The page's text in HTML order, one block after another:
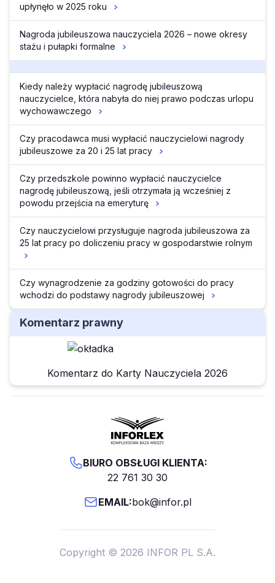
upłynęło w 2025 roku
Nagroda jubileuszowa nauczyciela 2026 – nowe okresy
stażu i pułapki formalne
Kiedy należy wypłacić nagrodę jubileuszową
nauczycielce, która nabyła do niej prawo podczas urlopu
wychowawczego
Czy pracodawca musi wypłacić nauczycielowi nagrody
jubileuszowe za 20 i 25 lat pracy
Czy przedszkole powinno wypłacić nauczycielce
nagrodę jubileuszową, jeśli otrzymała ją wcześniej z
powodu przejścia na emeryturę
Czy nauczycielowi przysługuje nagroda jubileuszowa za
25 lat pracy po doliczeniu pracy w gospodarstwie rolnym
Czy wynagrodzenie za godziny gotowości do pracy
wchodzi do podstawy nagrody jubileuszowej
Komentarz prawny
Komentarz do Karty Nauczyciela 2026
BIURO OBSŁUGI KLIENTA:
22 761 30 30
EMAIL:bok@infor.pl
Copyright © 2026 INFOR PL S.A.